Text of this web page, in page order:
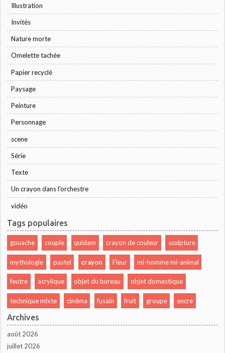
Illustration
Invités
Nature morte
Omelette tachée
Papier recyclé
Paysage
Peinture
Personnage
scene
Série
Texte
Un crayon dans l'orchestre
vidéo
Tags populaires
gouache couple quidam crayon de couleur sculpture
mythologie pastel crayon Fleur mi-homme mi-animal
feutre acrylique objet du bureau objet domestique
technique mixte cinéma fusain fruit groupe encre
Archives
août 2026
juillet 2026